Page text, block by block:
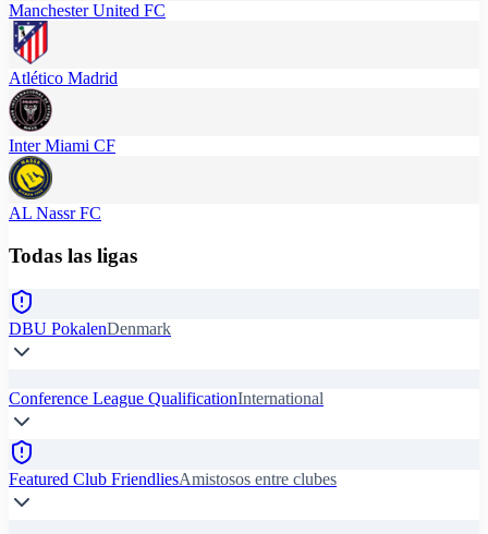
Manchester United FC
Atlético Madrid
Inter Miami CF
AL Nassr FC
Todas las ligas
DBU PokalenDenmark
Conference League QualificationInternational
Featured Club FriendliesAmistosos entre clubes